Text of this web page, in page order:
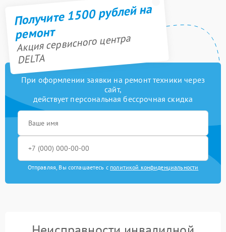
Получите 1500 рублей на
ремонт
Акция сервисного центра
DELTA
При оформлении заявки на ремонт техники через
сайт,
действует персональная бессрочная скидка
Отправляя, Вы соглашаетесь с политикой конфиденциальности